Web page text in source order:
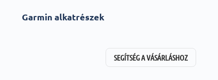
Garmin alkatrészek
SEGÍTSÉG A VÁSÁRLÁSHOZ